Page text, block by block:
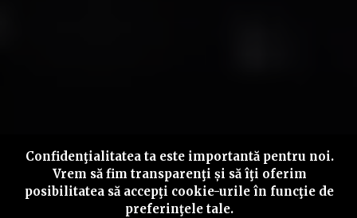
Confidenţialitatea ta este importantă pentru noi.
Vrem să fim transparenţi și să îţi oferim
posibilitatea să accepţi cookie-urile în funcţie de
preferinţele tale.